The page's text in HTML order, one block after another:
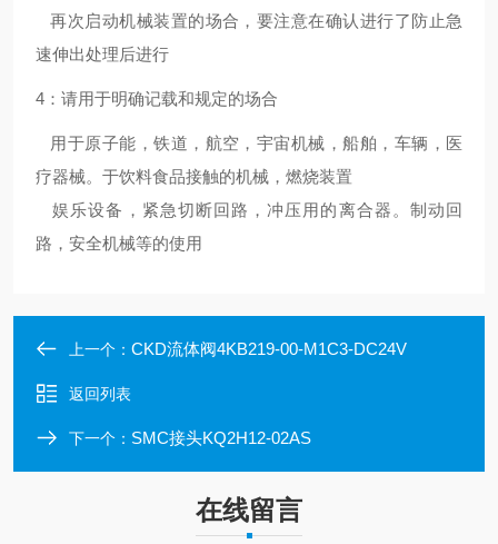
再次启动机械装置的场合，要注意在确认进行了防止急
速伸出处理后进行
4：请用于明确记载和规定的场合
用于原子能，铁道，航空，宇宙机械，船舶，车辆，医
疗器械。于饮料食品接触的机械，燃烧装置
娱乐设备，紧急切断回路，冲压用的离合器。制动回
路，安全机械等的使用
上一个： CKD流体阀4KB219-00-M1C3-DC24V
返回列表
下一个： SMC接头KQ2H12-02AS
在线留言